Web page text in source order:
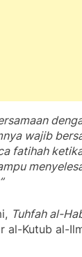
wajib
fatihah
Tuhfah al-
al-Kutub al-